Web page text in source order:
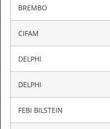
BREMBO
CIFAM
DELPHI
DELPHI
FEBI BILSTEIN